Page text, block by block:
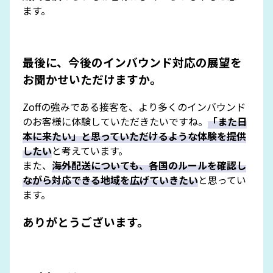
ます。
最後に、今後のインバウンド対応の展望を
お聞かせいただけますか。
Zoffの強みである接客を、より多くのインバウンド
のお客様に体験していただきたいですね。 「また日
本に来たい」と思っていただけるような体験を提供
したいと考えています。
また、 海外配送についても、各国のルールを確認し
ながら対応できる地域を広げていきたいと思ってい
ます。
ありがとうございます。